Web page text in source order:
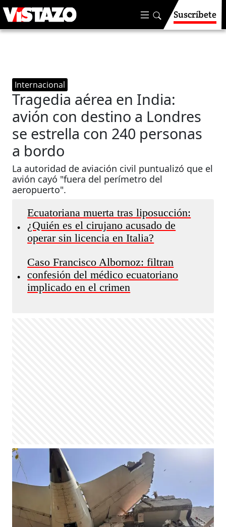
Suscríbete
Internacional
Tragedia aérea en India:
avión con destino a Londres
se estrella con 240 personas
a bordo
La autoridad de aviación civil puntualizó que el
avión cayó "fuera del perímetro del
aeropuerto".
•
Ecuatoriana muerta tras liposucción:
¿Quién es el cirujano acusado de
operar sin licencia en Italia?
•
Caso Francisco Albornoz: filtran
confesión del médico ecuatoriano
implicado en el crimen